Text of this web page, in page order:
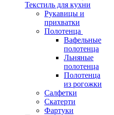
Текстиль для кухни
Рукавицы и
прихватки
Полотенца
Вафельные
полотенца
Льняные
полотенца
Полотенца
из рогожки
Салфетки
Скатерти
Фартуки